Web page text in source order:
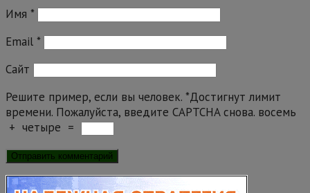
Имя *
Email *
Сайт
Решите пример, если вы человек. *Достигнут лимит
времени. Пожалуйста, введите CAPTCHA снова. восемь
+ четыре =